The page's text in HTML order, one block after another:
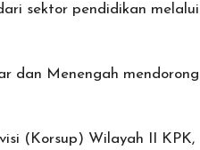
sektor pendidikan
dan Menengah
(Korsup) Wilayah II